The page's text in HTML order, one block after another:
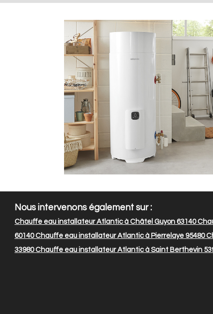
Nous intervenons également sur :
Chauffe eau installateur Atlantic à Châtel Guyon 63140
60140Chauffe eau installateur Atlantic à Pierrelaye 95480
33980Chauffe eau installateur Atlantic à Saint Berthevin